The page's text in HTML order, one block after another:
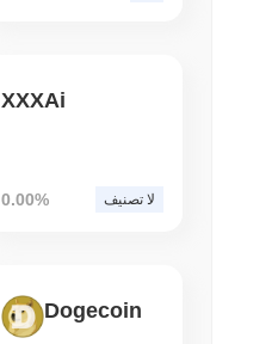
XXXAi
0.00% لا تصنيف
Dogecoin